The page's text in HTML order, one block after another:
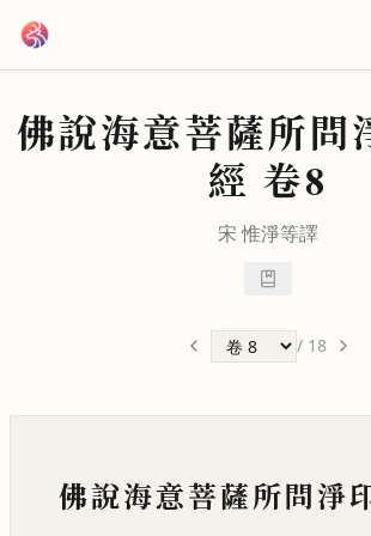
佛說海意菩薩所問
經 卷8
宋惟淨等譯
/ 18
佛說海意菩薩所問淨